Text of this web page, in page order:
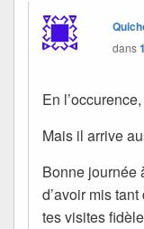
dans
En
Mais il arrive
Bonne journée
d’avoir mis
tes visites